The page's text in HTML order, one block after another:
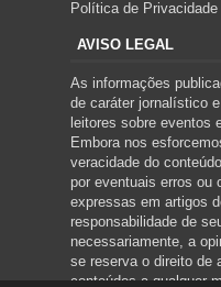
Política de Privacidade
AVISO LEGAL
As informações
de caráter jornalístico
leitores sobre eventos
Embora nos
veracidade do
por eventuais erros ou
expressas em artigos
responsabilidade de
necessariamente, a
se reserva o direito de
conteúdos a qualquer